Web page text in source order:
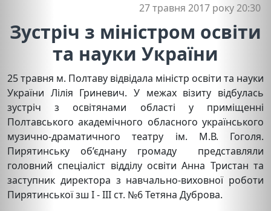
27 травня 2017 року 20:30
Зустріч з міністром освіти
та науки України
25 травня м. Полтаву відвідала міністр освіти та науки
України Лілія Гриневич. У межах візиту відбулась
зустріч з освітянами області у приміщенні
Полтавського академічного обласного українського
музично-драматичного театру ім. М.В. Гоголя.
Пирятинську об’єднану громаду представляли
головний спеціаліст відділу освіти Анна Тристан та
заступник директора з навчально-виховної роботи
Пирятинської зш І - ІІІ ст. №6 Тетяна Дуброва.